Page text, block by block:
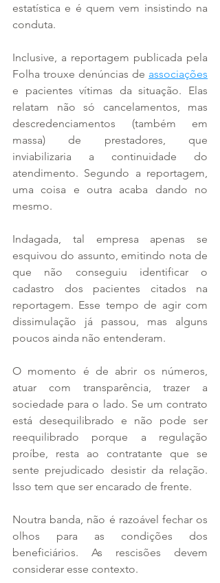
estatística e é quem vem insistindo na
conduta.
Inclusive, a reportagem publicada pela
Folha trouxe denúncias de associações
e pacientes vítimas da situação. Elas
relatam não só cancelamentos, mas
descredenciamentos (também em
massa) de prestadores, que
inviabilizaria a continuidade do
atendimento. Segundo a reportagem,
uma coisa e outra acaba dando no
mesmo.
Indagada, tal empresa apenas se
esquivou do assunto, emitindo nota de
que não conseguiu identificar o
cadastro dos pacientes citados na
reportagem. Esse tempo de agir com
dissimulação já passou, mas alguns
poucos ainda não entenderam.
O momento é de abrir os números,
atuar com transparência, trazer a
sociedade para o lado. Se um contrato
está desequilibrado e não pode ser
reequilibrado porque a regulação
proíbe, resta ao contratante que se
sente prejudicado desistir da relação.
Isso tem que ser encarado de frente.
Noutra banda, não é razoável fechar os
olhos para as condições dos
beneficiários. As rescisões devem
considerar esse contexto.